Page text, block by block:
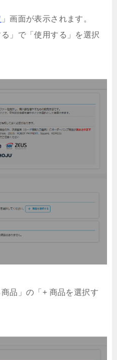
」画面が表示されます。
」で「使用する」を選択
品」の「+ 商品を選択す